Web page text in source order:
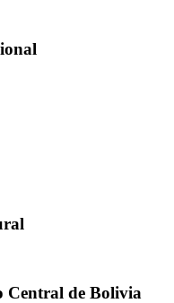
Central de Bolivia